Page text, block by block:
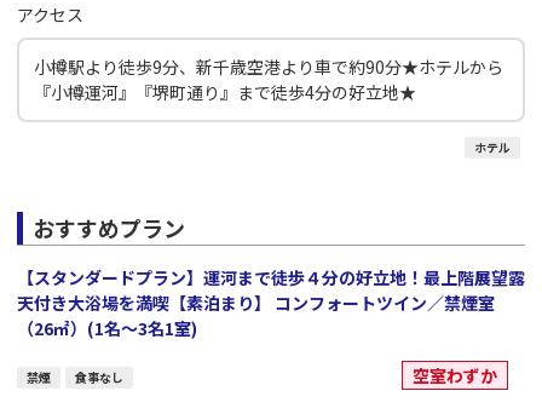
アクセス
小樽駅より徒歩9分、新千歳空港より車で約90分★ホテルから
『小樽運河』『堺町通り』まで徒歩4分の好立地★
ホテル
おすすめプラン
【スタンダードプラン】運河まで徒歩４分の好立地！最上階展望露
天付き大浴場を満喫【素泊まり】 コンフォートツイン／禁煙室
（26㎡）(1名～3名1室)
禁煙 食事なし 空室わずか